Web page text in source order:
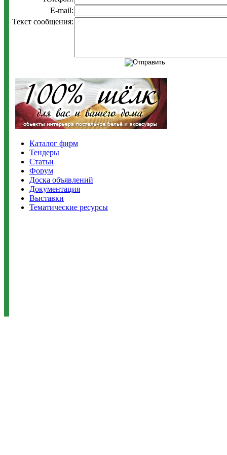
E-mail:
Текст сообщения:
Каталог фирм
Тендеры
Статьи
Форум
Доска объявлений
Документация
Выставки
Тематические ресурсы